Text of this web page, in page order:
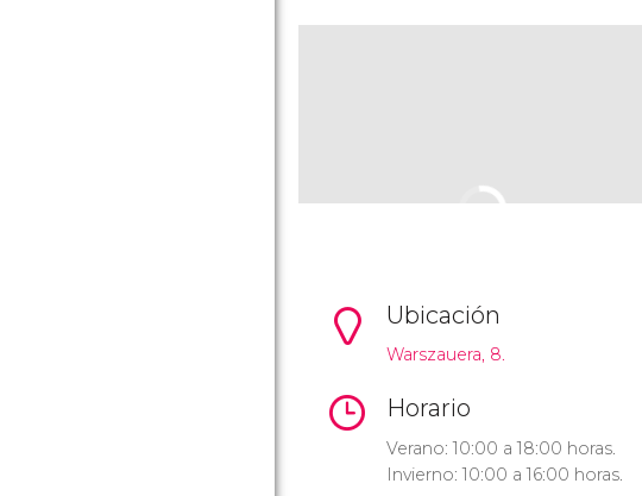
Ubicación
Warszauera, 8.
Horario
Verano: 10:00 a 18:00 horas.
Invierno: 10:00 a 16:00 horas.